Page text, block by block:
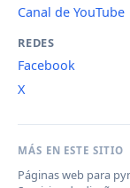
Canal de YouTube
REDES
Facebook
X
MÁS EN ESTE SITIO
Páginas web para